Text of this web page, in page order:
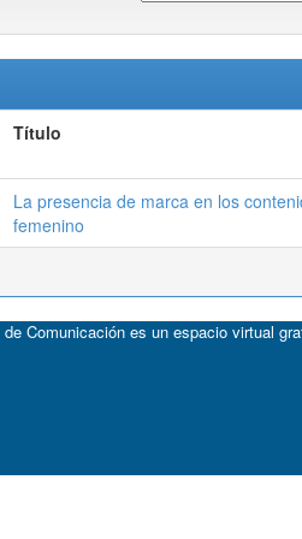
Título
La presencia de marca en los
femenino
Comunicación es un espacio virtual